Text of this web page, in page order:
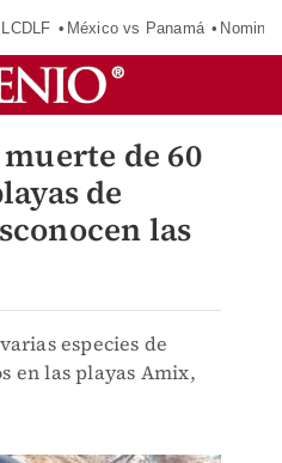
LCDLF México vs Panamá
de 60
de
las
especies de
en las playas Amix,